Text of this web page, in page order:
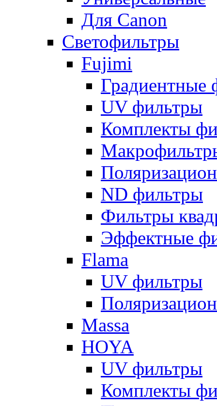
Для Canon
Светофильтры
Fujimi
Градиентные
UV фильтры
Комплекты
ND фильтры
Фильтры
Эффектные
Flama
UV фильтры
Massa
HOYA
UV фильтры
Комплекты